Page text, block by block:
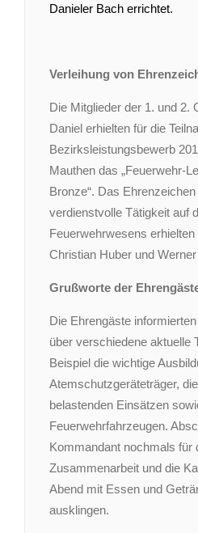
Danieler Bach errichtet.
Verleihung von
Die Mitglieder der 1. und 2.
Daniel erhielten für die
Bezirksleistungsbewerb
Mauthen das „Feuerwehr-
Bronze“. Das
verdienstvolle Tätigkeit auf
Feuerwehrwesens erhielten
Christian Huber und
Grußworte der
Die Ehrengäste
über verschiedene aktuelle
Beispiel die wichtige
Atemschutzgeräteträger,
belastenden Einsätzen
Feuerwehrfahrzeugen.
Kommandant nochmals für
Zusammenarbeit und die
Abend mit Essen und
ausklingen.